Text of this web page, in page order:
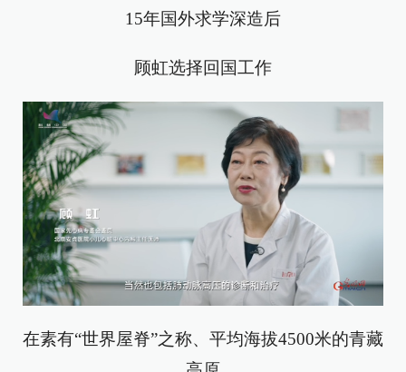
15年国外求学深造后
顾虹选择回国工作
在素有“世界屋脊”之称、平均海拔4500米的青藏